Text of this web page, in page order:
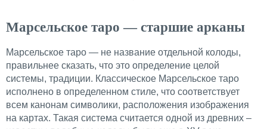
Марсельское таро — старшие арканы
Марсельское таро — не название отдельной колоды,
правильнее сказать, что это определение целой
системы, традиции. Классическое Марсельское таро
исполнено в определенном стиле, что соответствует
всем канонам символики, расположения изображения
на картах. Такая система считается одной из древних –